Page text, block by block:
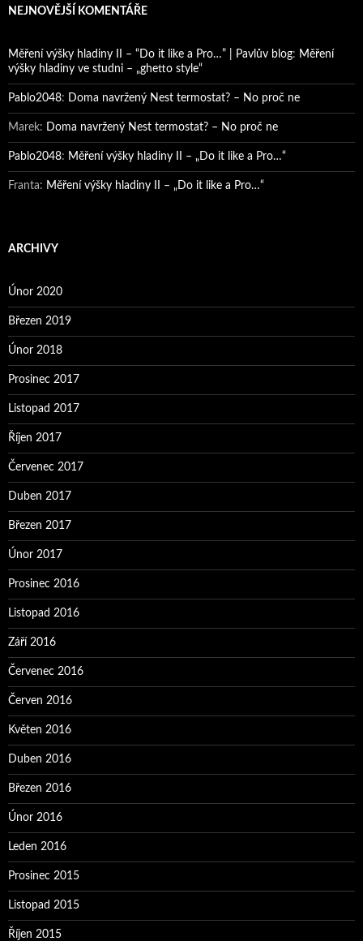
NEJNOVĚJŠÍ KOMENTÁŘE
Měření výšky hladiny II – “Do it like a Pro…” | Pavlův blog: Měření
výšky hladiny ve studni – „ghetto style“
Pablo2048: Doma navržený Nest termostat? – No proč ne
Marek: Doma navržený Nest termostat? – No proč ne
Pablo2048: Měření výšky hladiny II – „Do it like a Pro…“
Franta: Měření výšky hladiny II – „Do it like a Pro…“
ARCHIVY
Únor 2020
Březen 2019
Únor 2018
Prosinec 2017
Listopad 2017
Říjen 2017
Červenec 2017
Duben 2017
Březen 2017
Únor 2017
Prosinec 2016
Listopad 2016
Září 2016
Červenec 2016
Červen 2016
Květen 2016
Duben 2016
Březen 2016
Únor 2016
Leden 2016
Prosinec 2015
Listopad 2015
Říjen 2015